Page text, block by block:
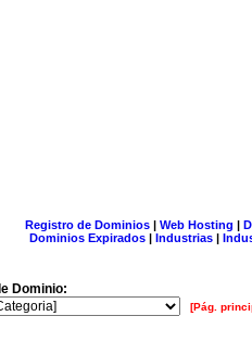
Registro de Dominios| Web Hosting |
Dominios Expirados | Industrias |
Dominio:
[Pág.